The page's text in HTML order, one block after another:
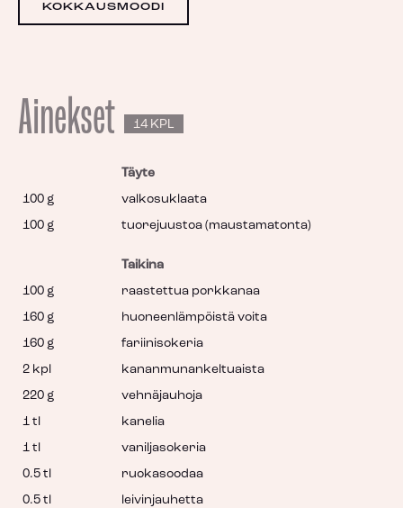
KOKKAUSMOODI
Ainekset 14 KPL
Täyte
valkosuklaata
100 g
tuorejuustoa (maustamatonta)
100 g
Taikina
raastettua porkkanaa
100 g
huoneenlämpöistä voita
160 g
fariinisokeria
160 g
kananmunankeltuaista
2 kpl
vehnäjauhoja
220 g
kanelia
1 tl
vaniljasokeria
1 tl
ruokasoodaa
0.5 tl
leivinjauhetta
0.5 tl